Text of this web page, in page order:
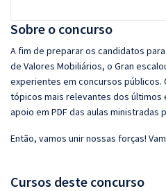
Sobre o concurso
A fim de preparar os candidatos
de Valores Mobiliários, o Gran
experientes em concursos públicos.
tópicos mais relevantes dos últimos
apoio em PDF das aulas
Então, vamos unir nossas forças!
Cursos deste concurso